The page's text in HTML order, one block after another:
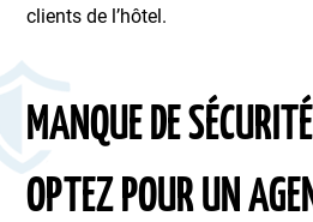
clients de l’hôtel.
MANQUE DE
OPTEZ POUR UN